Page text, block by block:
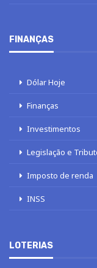
FINANÇAS
Dólar Hoje
Finanças
Investimentos
Legislação e
Imposto de renda
INSS
LOTERIAS